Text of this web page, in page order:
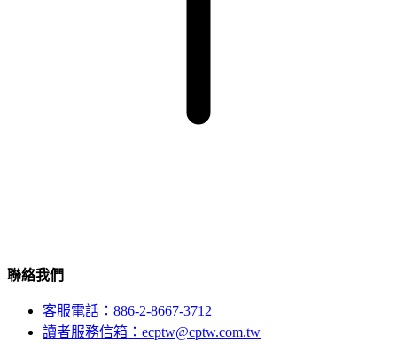
聯絡我們
客服電話：886-2-8667-3712
讀者服務信箱：ecptw@cptw.com.tw